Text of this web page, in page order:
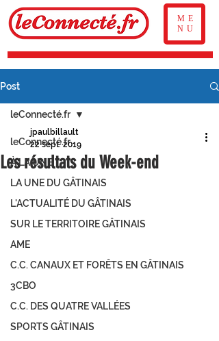
ME
NU
Post
leConnecté.fr
À LA UNE
LA UNE DU GÂTINAIS
L'ACTUALITÉ DU GÂTINAIS
SUR LE TERRITOIRE GÂTINAIS
AME
C.C. CANAUX ET FORÊTS EN GÂTINAIS
3CBO
C.C. DES QUATRE VALLÉES
SPORTS GÂTINAIS
leConnecté.fr
Les résultats du Week-end
jpaulbillault
22 sept. 2019